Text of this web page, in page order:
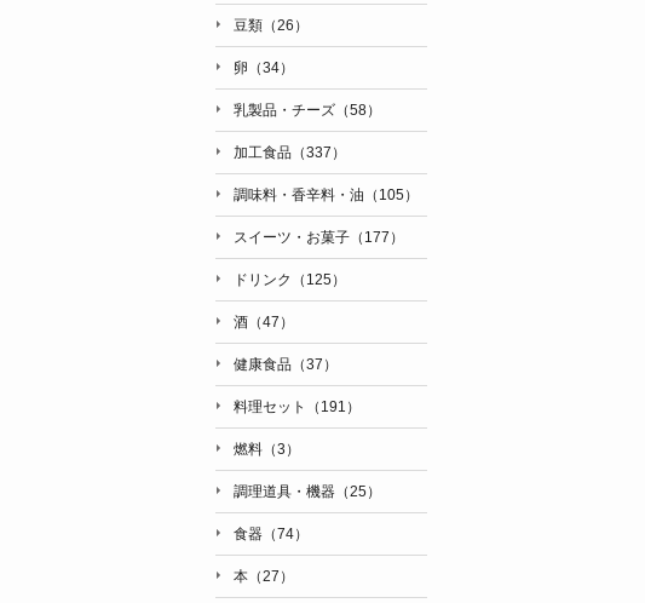
豆類（26）
卵（34）
乳製品・チーズ（58）
加工食品（337）
調味料・香辛料・油（105）
スイーツ・お菓子（177）
ドリンク（125）
酒（47）
健康食品（37）
料理セット（191）
燃料（3）
調理道具・機器（25）
食器（74）
本（27）